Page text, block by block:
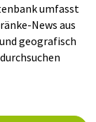
umfasst
News aus
geografisch